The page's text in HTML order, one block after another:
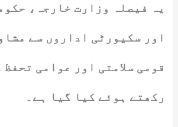
یہ فیصلہ وزارت خارجہ،
اور سکیورٹی اداروں سے
قومی سلامتی اور عوامی تحفظ
رکھتے ہوئے کیا گیا ہے۔